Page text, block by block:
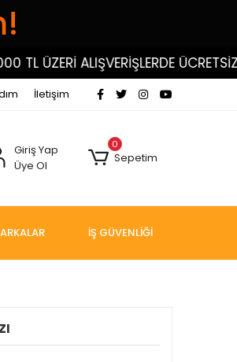
ÜZERİ ALIŞVERİŞLERDE ÜCRETSİZ
İletişim
Giriş Yap
Üye Ol
0
Sepetim
İŞ GÜVENLİĞİ